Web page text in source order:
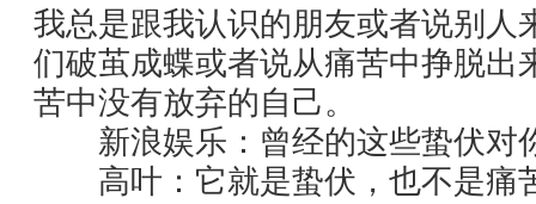
我总是跟我认识的朋友或者说别人
们破茧成蝶或者说从痛苦中挣脱出
苦中没有放弃的自己。
新浪娱乐：曾经的这些蛰伏对
高叶：它就是蛰伏，也不是痛